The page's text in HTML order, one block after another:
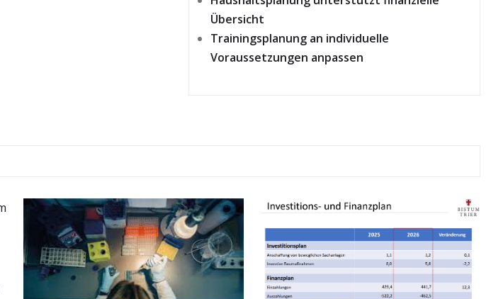
Übersicht
Trainingsplanung an individuelle
Voraussetzungen anpassen